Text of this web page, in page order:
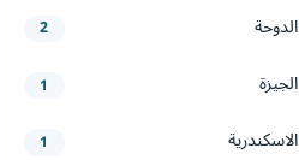
الدوحة 2
الجيزة 1
الاسكندرية 1